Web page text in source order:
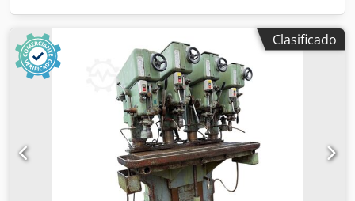
Clasificado